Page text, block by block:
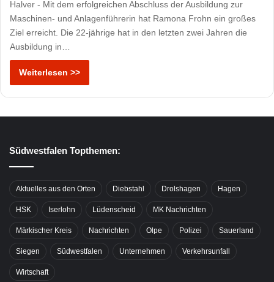
Halver - Mit dem erfolgreichen Abschluss der Ausbildung zur
Maschinen- und Anlagenführerin hat Ramona Frohn ein großes
Ziel erreicht. Die 22-jährige hat in den letzten zwei Jahren die
Ausbildung in…
Weiterlesen >>
Südwestfalen Topthemen:
Aktuelles aus den Orten Diebstahl Drolshagen Hagen
HSK Iserlohn Lüdenscheid MK Nachrichten
Märkischer Kreis Nachrichten Olpe Polizei Sauerland
Siegen Südwestfalen Unternehmen Verkehrsunfall
Wirtschaft